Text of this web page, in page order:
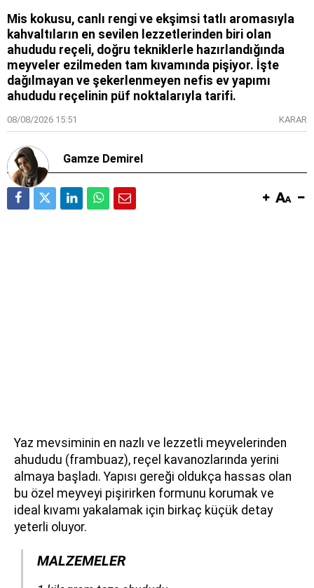
Mis kokusu, canlı rengi ve ekşimsi tatlı aromasıyla
kahvaltıların en sevilen lezzetlerinden biri olan
ahududu reçeli, doğru tekniklerle hazırlandığında
meyveler ezilmeden tam kıvamında pişiyor. İşte
dağılmayan ve şekerlenmeyen nefis ev yapımı
ahududu reçelinin püf noktalarıyla tarifi.
08/08/2026 15:51 KARAR
Gamze Demirel
Yaz mevsiminin en nazlı ve lezzetli meyvelerinden
ahududu (frambuaz), reçel kavanozlarında yerini
almaya başladı. Yapısı gereği oldukça hassas olan
bu özel meyveyi pişirirken formunu korumak ve
ideal kıvamı yakalamak için birkaç küçük detay
yeterli oluyor.
MALZEMELER